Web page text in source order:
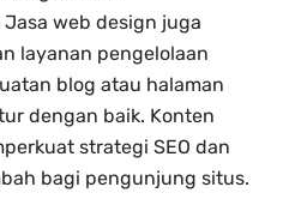
Jasa web design juga
layanan pengelolaan
blog atau halaman
dengan baik. Konten
strategi SEO dan
bagi pengunjung situs.